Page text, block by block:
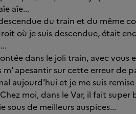
aîe...
du train et du même
où je suis descendue, était
dans le joli train, avec vous
m' apesantir sur cette erreur de
aujourd'hui et je me suis
moi, dans le Var, il fait
sous de meilleurs auspices...